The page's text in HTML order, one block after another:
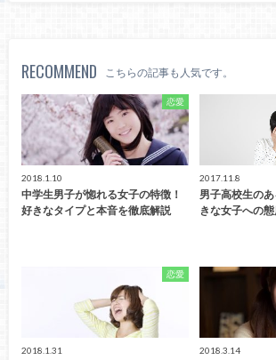
RECOMMEND こちらの記事も人気です。
恋愛
2018.1.10
中学生男子が惚れる女子の特徴！
好きなタイプと本音を徹底解説
2017.11.8
男子高校生の
きな女子への
恋愛
2018.1.31 2018.3.14